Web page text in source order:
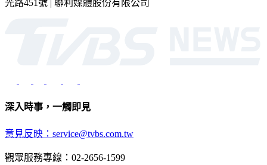
光路451號 | 聯利媒體股份有限公司
深入時事，一觸即見
意見反映：service@tvbs.com.tw
觀眾服務專線：02-2656-1599